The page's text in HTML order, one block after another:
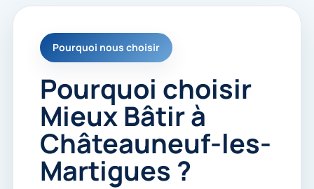
Pourquoi nous choisir
Pourquoi choisir
Mieux Bâtir à
Châteauneuf-les-
Martigues ?